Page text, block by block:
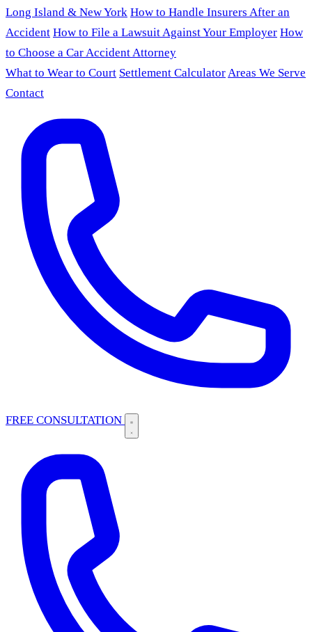
Long Island & New York How to Handle Insurers After an
Accident How to File a Lawsuit Against Your Employer How
to Choose a Car Accident Attorney
What to Wear to Court Settlement CalculatorAreas We Serve
Contact
FREE CONSULTATION